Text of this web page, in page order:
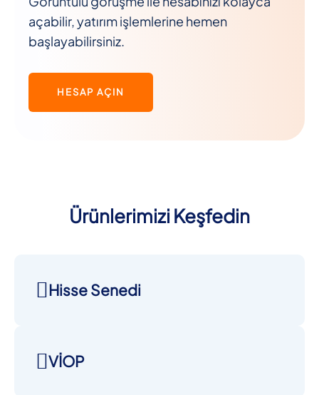
açabilir, yatırım işlemlerine hemen
başlayabilirsiniz.
HESAP AÇIN
Ürünlerimizi Keşfedin
Hisse Senedi
VİOP